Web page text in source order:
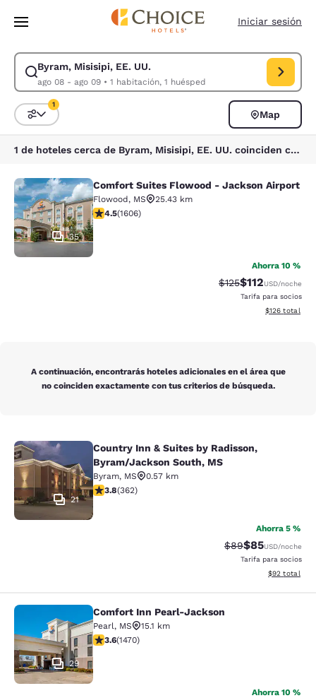
Pasar A Contenido Principal
Iniciar sesión
Byram, Misisipi, EE. UU.
ago 08 - ago 09• 1 habitación, 1 huésped
Modificar la búsqueda de Byram, Misisipi, EE. UU.. Fecha de check-in
Ordenar y filtrar
1
Map
1 de hoteles cerca de Byram, Misisipi, EE. UU. coinciden con tus filtros
Comfort Suites Flowood - Jackson
35
Comfort Suites Flowood - Jackson Airport
Flowood, MS
25.43 km
calificación de 4.49 estrellas. Excelente. 1606 reseñas
4.5(1606)
Ahorra 10 %
Precio tachado:
$125Precio con
$112USD/noche
Tarifa para socios
Ver detalles
$126 total
A continuación, encontrarás hoteles adicionales en el área que
no coinciden exactamente con tus criterios de búsqueda.
Country Inn & Suites by Radisson,
21
Country Inn & Suites by Radisson,
Byram/Jackson South, MS
Byram, MS
0.57 km
calificación de 3.76 estrellas. Bueno. 362 reseñas
3.8(362)
Ahorra 5 %
Precio tachado:
$89Precio con
$85USD/noche
Tarifa para socios
Ver detalles
$92 total
Comfort Inn Pearl-Jackson
29
Comfort Inn Pearl-Jackson
Pearl, MS
15.1 km
calificación de 3.64 estrellas. Bueno. 1470 reseñas
3.6(1470)
Ahorra 10 %